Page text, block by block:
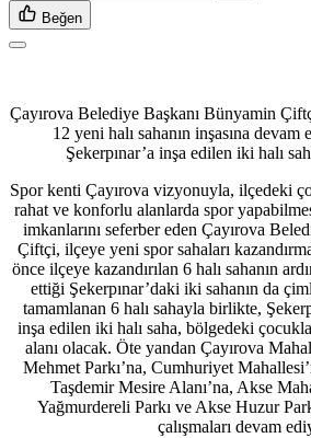
Beğen
Çayırova Belediye Başkanı Bünyamin
12 yeni halı sahanın inşasına
Şekerpınar’a inşa edilen iki halı
Spor kenti Çayırova vizyonuyla, ilçedeki
rahat ve konforlu alanlarda spor
imkanlarını seferber eden Çayırova
Çiftçi, ilçeye yeni spor sahaları
önce ilçeye kazandırılan 6 halı sahanın
ettiği Şekerpınar’daki iki sahanın da
tamamlanan 6 halı sahayla birlikte,
inşa edilen iki halı saha, bölgedeki
alanı olacak. Öte yandan Çayırova
Mehmet Parkı’na, Cumhuriyet
Taşdemir Mesire Alanı’na, Akse
Yağmurdereli Parkı ve Akse Huzur
çalışmaları devam